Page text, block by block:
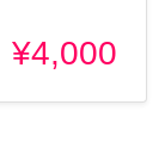
¥4,000